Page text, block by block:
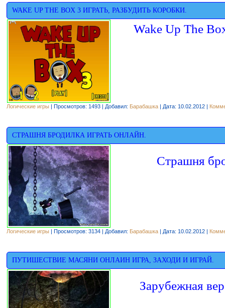
WAKE UP THE BOX 3 ИГРАТЬ, РАЗБУДИТЬ КОРОБКИ.
Wake Up The
Логические игры | Просмотров: 1493 | Добавил: Барабашка | Дата: 10.02.2012 |
СТРАШНЯ БРОДИЛКА ИГРАТЬ ОНЛАЙН.
Страшня
Логические игры | Просмотров: 3134 | Добавил: Барабашка | Дата: 10.02.2012 |
ПУТИШЕСТВИЕ МАСЯНИ ОНЛАИН ИГРА, ЗАХОДИ И ИГРАЙ.
Зарубежная